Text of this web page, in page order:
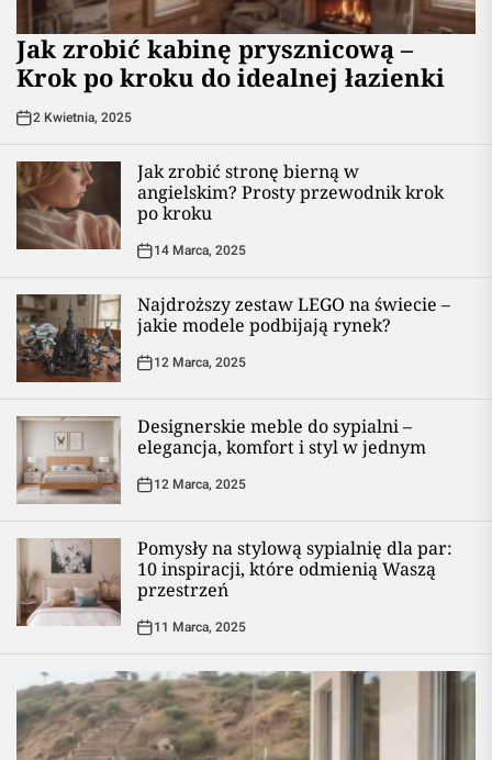
Jak zrobić kabinę prysznicową –
Krok po kroku do idealnej łazienki
2 Kwietnia, 2025
Jak zrobić stronę bierną w
angielskim? Prosty przewodnik krok
po kroku
14 Marca, 2025
Najdroższy zestaw LEGO na świecie –
jakie modele podbijają rynek?
12 Marca, 2025
Designerskie meble do sypialni –
elegancja, komfort i styl w jednym
12 Marca, 2025
Pomysły na stylową sypialnię dla par:
10 inspiracji, które odmienią Waszą
przestrzeń
11 Marca, 2025